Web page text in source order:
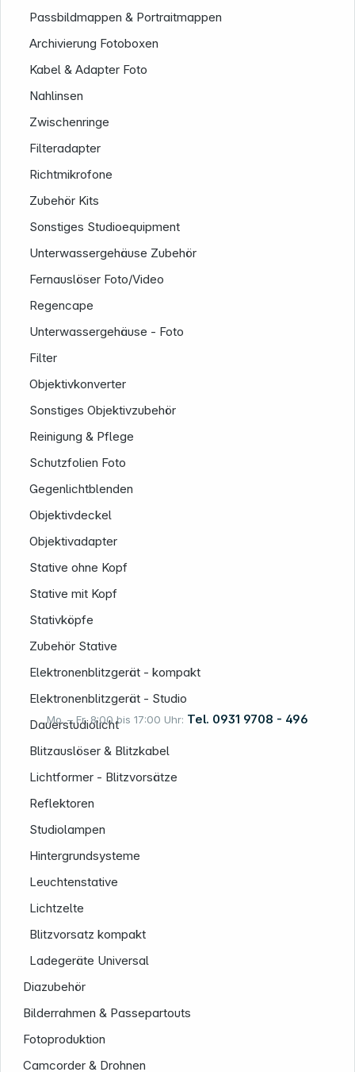
Mo. – Fr. 8:00 bis 17:00 Uhr: Tel. 0931 9708 - 496
Passbildmappen & Portraitmappen
Archivierung Fotoboxen
Kabel & Adapter Foto
Nahlinsen
Zwischenringe
Filteradapter
Richtmikrofone
Zubehör Kits
Sonstiges Studioequipment
Unterwassergehäuse Zubehör
Fernauslöser Foto/Video
Regencape
Unterwassergehäuse - Foto
Filter
Objektivkonverter
Sonstiges Objektivzubehör
Reinigung & Pflege
Schutzfolien Foto
Gegenlichtblenden
Objektivdeckel
Objektivadapter
Stative ohne Kopf
Stative mit Kopf
Stativköpfe
Zubehör Stative
Elektronenblitzgerät - kompakt
Elektronenblitzgerät - Studio
Dauerstudiolicht
Blitzauslöser & Blitzkabel
Lichtformer - Blitzvorsätze
Reflektoren
Studiolampen
Hintergrundsysteme
Leuchtenstative
Lichtzelte
Blitzvorsatz kompakt
Ladegeräte Universal
Diazubehör
Bilderrahmen & Passepartouts
Fotoproduktion
Camcorder & Drohnen
Informationen
Rechtliches